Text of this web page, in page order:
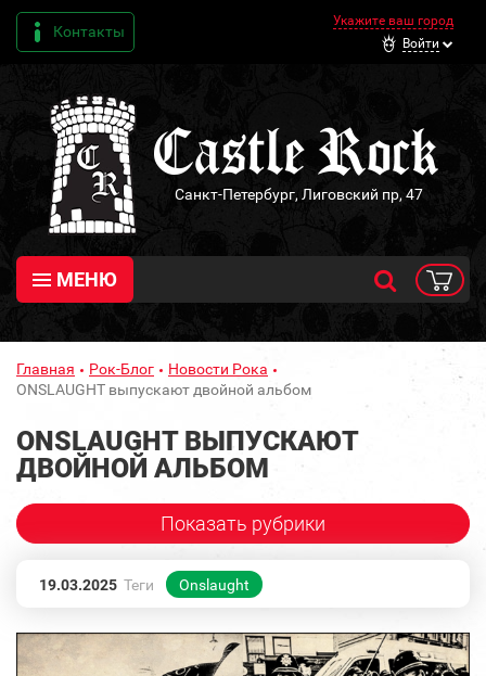
Контакты
Укажите ваш город
Войти
Санкт-Петербург, Лиговский пр, 47
МЕНЮ
Главная Рок-Блог
Новости Рока
ONSLAUGHT выпускают двойной альбом
ONSLAUGHT ВЫПУСКАЮТ
ДВОЙНОЙ АЛЬБОМ
Показать рубрики
19.03.2025 Теги Onslaught